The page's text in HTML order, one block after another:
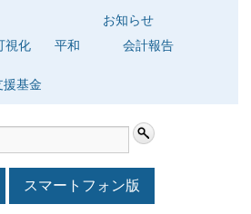
視化 平和
お知らせ
会計報告
援基金
スマートフォン版